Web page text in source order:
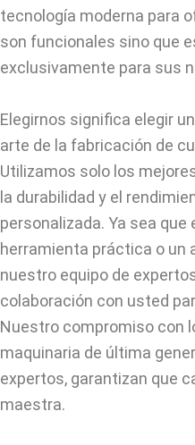
tecnología moderna para
son funcionales sino que
exclusivamente para sus
Elegirnos significa elegir
arte de la fabricación de
Utilizamos solo los
la durabilidad y el
personalizada. Ya sea
herramienta práctica o un
nuestro equipo de
colaboración con usted
Nuestro compromiso con
maquinaria de última
expertos, garantizan que
maestra.